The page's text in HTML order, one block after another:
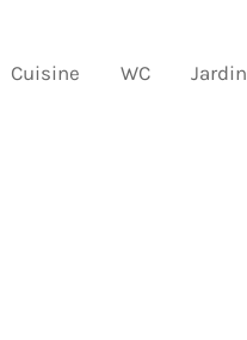
Cuisine WC Jardin